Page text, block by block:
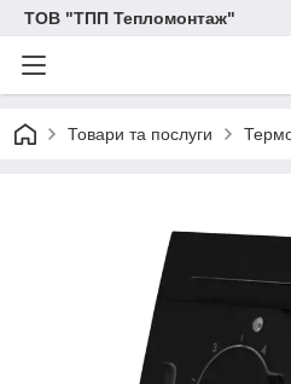
ТОВ "ТПП Тепломонтаж"
Товари та послуги